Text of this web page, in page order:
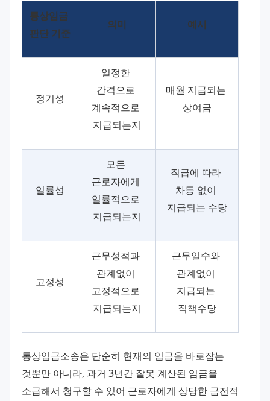
통상임금
판단 기준
의미 예시
정기성
일정한
간격으로
계속적으로
지급되는지
매월 지급되는
상여금
일률성
모든
근로자에게
일률적으로
지급되는지
직급에 따라
차등 없이
지급되는 수당
고정성
근무성적과
관계없이
고정적으로
지급되는지
근무일수와
관계없이
지급되는
직책수당
통상임금소송은 단순히 현재의 임금을 바로잡는
것뿐만 아니라, 과거 3년간 잘못 계산된 임금을
소급해서 청구할 수 있어 근로자에게 상당한 금전적